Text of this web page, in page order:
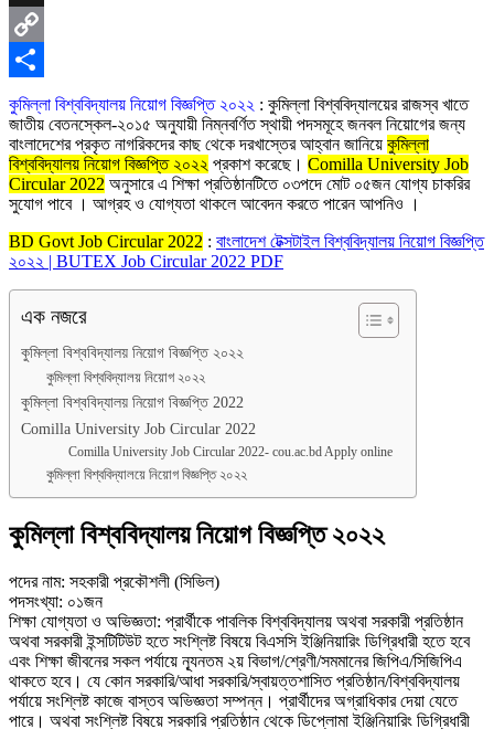
X
Copy
Link
Share
কুমিল্লা বিশ্ববিদ্যালয় নিয়োগ বিজ্ঞপ্তি ২০২২ : কুমিল্লা বিশ্ববিদ্যালয়ের রাজস্ব খাতে
জাতীয় বেতনস্কেল-২০১৫ অনুযায়ী নিম্নবর্ণিত স্থায়ী পদসমূহে জনবল নিয়ােগের জন্য
বাংলাদেশের প্রকৃত নাগরিকদের কাছ থেকে দরখাস্তের আহ্বান জানিয়ে কুমিল্লা
বিশ্ববিদ্যালয় নিয়োগ বিজ্ঞপ্তি ২০২২ প্রকাশ করেছে। Comilla University Job
Circular 2022 অনুসারে এ শিক্ষা প্রতিষ্ঠানটিতে ০৩পদে মোট ০৫জন যোগ্য চাকরির
সুযোগ পাবে । আগ্রহ ও যোগ্যতা থাকলে আবেদন করতে পারেন আপনিও ।
BD Govt Job Circular 2022 : বাংলাদেশ টেক্সটাইল বিশ্ববিদ্যালয় নিয়োগ বিজ্ঞপ্তি
২০২২ | BUTEX Job Circular 2022 PDF
এক নজরে
কুমিল্লা বিশ্ববিদ্যালয় নিয়োগ বিজ্ঞপ্তি ২০২২
কুমিল্লা বিশ্ববিদ্যালয় নিয়োগ ২০২২
কুমিল্লা বিশ্ববিদ্যালয় নিয়োগ বিজ্ঞপ্তি 2022
Comilla University Job Circular 2022
Comilla University Job Circular 2022- cou.ac.bd Apply online
কুমিল্লা বিশ্ববিদ্যালয়ে নিয়োগ বিজ্ঞপ্তি ২০২২
কুমিল্লা বিশ্ববিদ্যালয় নিয়োগ বিজ্ঞপ্তি ২০২২
পদের নাম: সহকারী প্রকৌশলী (সিভিল)
পদসংখ্যা: ০১জন
শিক্ষা যোগ্যতা ও অভিজ্ঞতা: প্রার্থীকে পাবলিক বিশ্ববিদ্যালয় অথবা সরকারী প্রতিষ্ঠান
অথবা সরকারী ইন্সটিটিউট হতে সংশ্লিষ্ট বিষয়ে বিএসসি ইঞ্জিনিয়ারিং ডিগ্রিধারী হতে হবে
এবং শিক্ষা জীবনের সকল পর্যায়ে ন্যূনতম ২য় বিভাগ/শ্রেণী/সমমানের জিপিএ/সিজিপিএ
থাকতে হবে। যে কোন সরকারি/আধা সরকারি/স্বায়ত্তশাসিত প্রতিষ্ঠান/বিশ্ববিদ্যালয়
পর্যায়ে সংশ্লিষ্ট কাজে বাস্তব অভিজ্ঞতা সম্পন্ন। প্রার্থীদের অগ্রাধিকার দেয়া যেতে
পারে। অথবা সংশ্লিষ্ট বিষয়ে সরকারি প্রতিষ্ঠান থেকে ডিপ্লোমা ইঞ্জিনিয়ারিং ডিগ্রিধারী